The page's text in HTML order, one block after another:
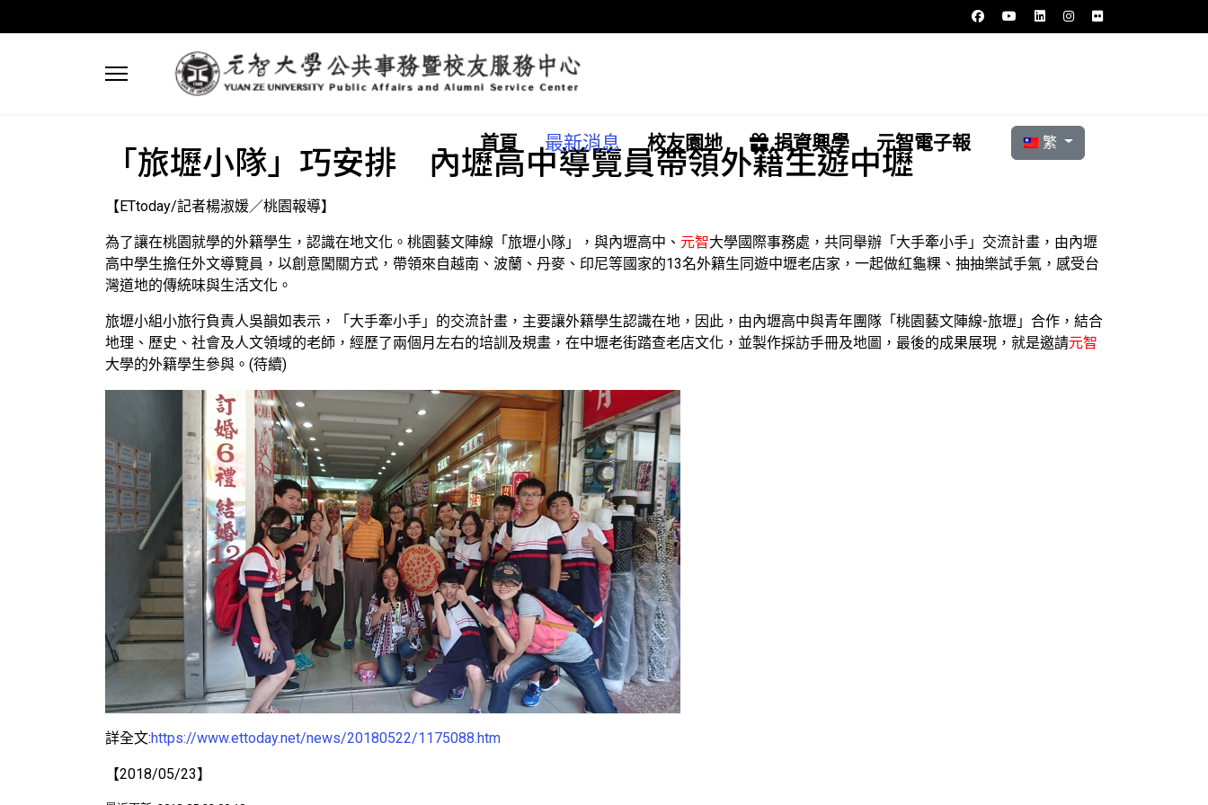
首頁 最新消息 校友園地 捐資興學 元智電子報 選擇你的語言
繁
「旅壢小隊」巧安排 內壢高中導覽員帶領外籍生遊中壢
【ETtoday/記者楊淑媛／桃園報導】
為了讓在桃園就學的外籍學生，認識在地文化。桃園藝文陣線「旅壢小隊」，與內壢高中、 元智大學國際事務處，共同舉辦「大手牽小手」交流計畫，由內壢
高中學生擔任外文導覽員，以創意闖關方式，帶領來自越南、波蘭、丹麥、印尼等國家的13名外籍生同遊中壢老店家，一起做紅龜粿、抽抽樂試手氣，感受台
灣道地的傳統味與生活文化。
旅壢小組小旅行負責人吳韻如表示，「大手牽小手」的交流計畫，主要讓外籍學生認識在地，因此，由內壢高中與青年團隊「桃園藝文陣線-旅壢」合作，結合
地理、歷史、社會及人文領域的老師，經歷了兩個月左右的培訓及規畫，在中壢老街踏查老店文化，並製作採訪手冊及地圖，最後的成果展現，就是邀請元智
大學的外籍學生參與。(待續)
詳全文:https://www.ettoday.net/news/20180522/1175088.htm
【2018/05/23】